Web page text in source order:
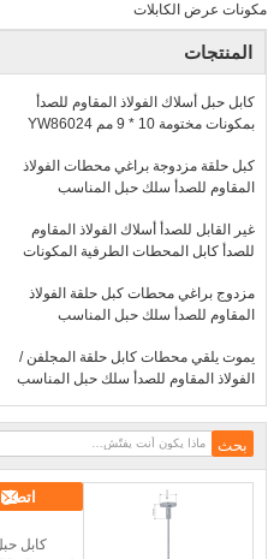
مكونات عرض الكابلات
المنتجات
كابل حبل أسلاك الفولاذ المقاوم للصدأ
بمكونات مختومة 10 * 9 مم YW86024
كبل حلقة مزدوجة براغي محطات الفولاذ
المقاوم للصدأ سلك حبل المناسب
غير القابل للصدأ أسلاك الفولاذ المقاوم
للصدأ كابل المحطات الطرفية المكونات
مزدوج براغي محطات كبل حلقة الفولاذ
المقاوم للصدأ سلك حبل المناسب
يموت يلقي محطات كابل حلقة المجلفن /
الفولاذ المقاوم للصدأ سلك حبل المناسب
اتصل